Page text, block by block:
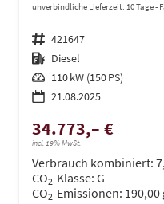
unverbindliche Lieferzeit: 10 Tage
Fahrzeugnr. 421647
Kraftstoff Diesel
Leistung 110 kW (150 PS)
21.08.2025
34.773,– €
incl. 19% MwSt.
Verbrauch kombiniert:
CO2-Klasse: G
CO2-Emissionen: